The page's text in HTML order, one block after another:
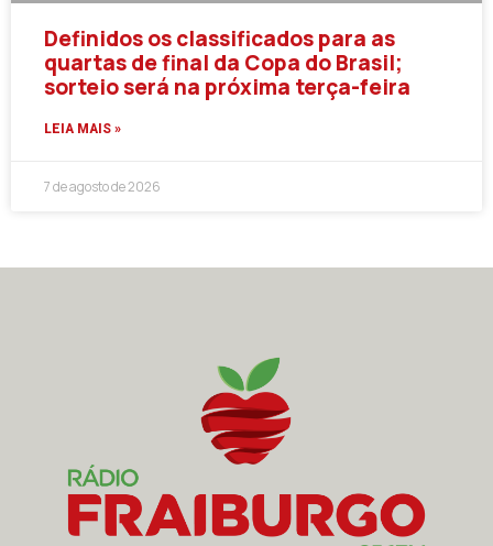
Definidos os classificados para as
quartas de final da Copa do Brasil;
sorteio será na próxima terça-feira
LEIA MAIS »
7 de agosto de 2026